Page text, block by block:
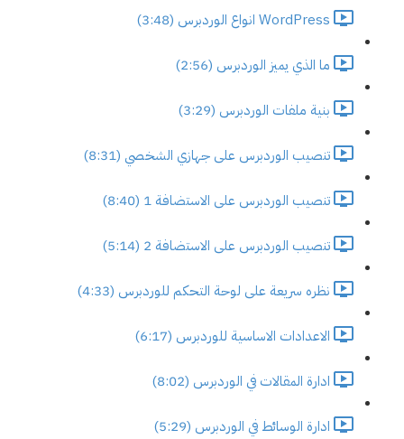
WordPress انواع الوردبرس (3:48)
ما الذي يميز الوردبرس (2:56)
بنية ملفات الوردبرس (3:29)
تنصيب الوردبرس على جهازي الشخصي (8:31)
تنصيب الوردبرس على الاستضافة 1 (8:40)
تنصيب الوردبرس على الاستضافة 2 (5:14)
نظره سريعة على لوحة التحكم للوردبرس (4:33)
الاعدادات الاساسية للوردبرس (6:17)
ادارة المقالات في الوردبرس (8:02)
ادارة الوسائط في الوردبرس (5:29)